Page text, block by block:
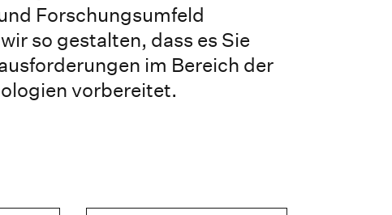
Forschungsumfeld
so gestalten, dass es Sie
im Bereich der
vorbereitet.